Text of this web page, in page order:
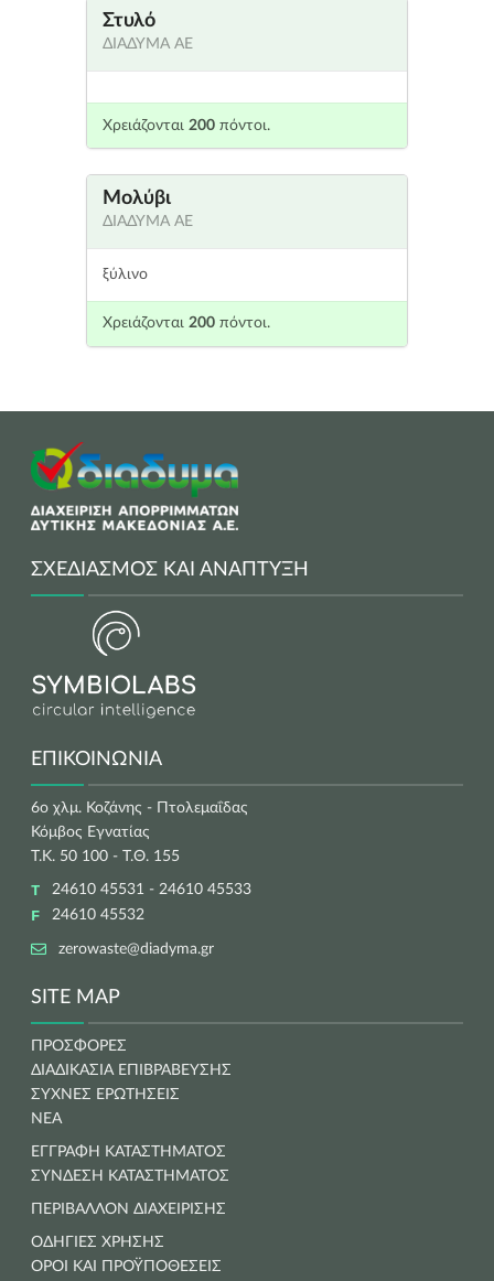
Στυλό
ΔΙΑΔΥΜΑ ΑΕ
Χρειάζονται 200 πόντοι.
Μολύβι
ΔΙΑΔΥΜΑ ΑΕ
ξύλινο
Χρειάζονται 200 πόντοι.
ΣΧΕΔΙΑΣΜΌΣ ΚΑΙ ΑΝΆΠΤΥΞΗ
ΕΠΙΚΟΙΝΩΝΊΑ
6ο χλμ. Κοζάνης - Πτολεμαΐδας
Κόμβος Εγνατίας
Τ.Κ. 50 100 - Τ.Θ. 155
24610 45531 - 24610 45533
24610 45532
zerowaste@diadyma.gr
SITE MAP
ΠΡΟΣΦΟΡΕΣ
ΔΙΑΔΙΚΑΣΙΑ ΕΠΙΒΡΑΒΕΥΣΗΣ
ΣΥΧΝΕΣ ΕΡΩΤΗΣΕΙΣ
ΝΕΑ
ΕΓΓΡΑΦΗ ΚΑΤΑΣΤΗΜΑΤΟΣ
ΣΥΝΔΕΣΗ ΚΑΤΑΣΤΗΜΑΤΟΣ
ΠΕΡΙΒΑΛΛΟΝ ΔΙΑΧΕΙΡΙΣΗΣ
ΟΔΗΓΙΕΣ ΧΡΗΣΗΣ
ΟΡΟΙ ΚΑΙ ΠΡΟΫΠΟΘΕΣΕΙΣ